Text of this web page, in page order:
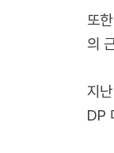
또
의
지
DP